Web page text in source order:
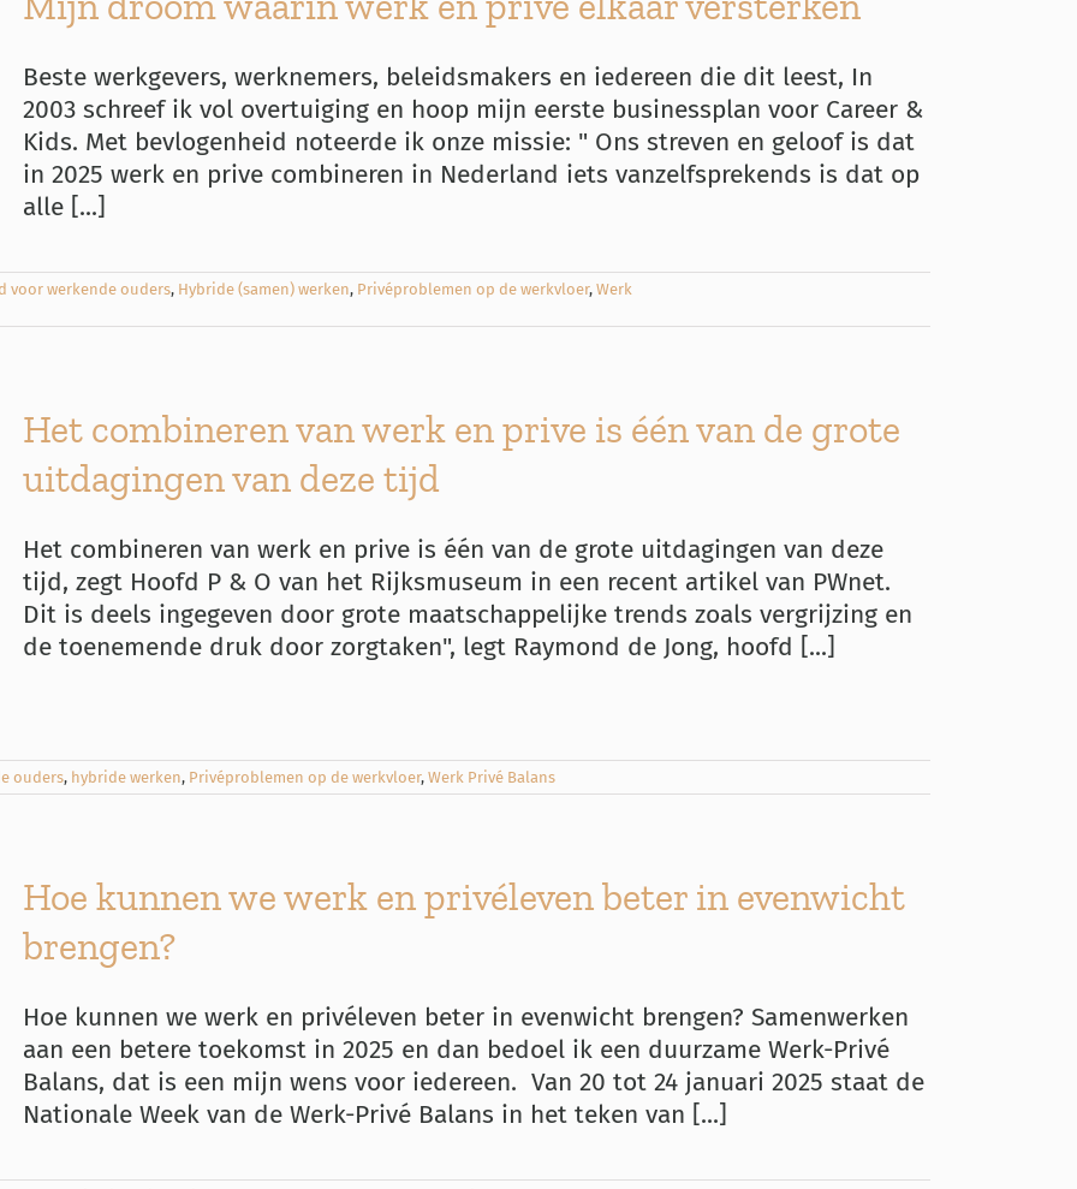
Beste werkgevers, werknemers, beleidsmakers en iedereen die dit leest, In
2003 schreef ik vol overtuiging en hoop mijn eerste businessplan voor Career &
Kids. Met bevlogenheid noteerde ik onze missie: " Ons streven en geloof is dat
in 2025 werk en prive combineren in Nederland iets vanzelfsprekends is dat op
alle [...]
voor werkende ouders, Hybride (samen) werken, Privéproblemen op de werkvloer, Werk
Het combineren van werk en prive is één van de grote
uitdagingen van deze tijd
Het combineren van werk en prive is één van de grote uitdagingen van deze
tijd, zegt Hoofd P & O van het Rijksmuseum in een recent artikel van PWnet.
Dit is deels ingegeven door grote maatschappelijke trends zoals vergrijzing en
de toenemende druk door zorgtaken", legt Raymond de Jong, hoofd [...]
ouders, hybride werken, Privéproblemen op de werkvloer, Werk Privé Balans
Hoe kunnen we werk en privéleven beter in evenwicht
brengen?
Hoe kunnen we werk en privéleven beter in evenwicht brengen? Samenwerken
aan een betere toekomst in 2025 en dan bedoel ik een duurzame Werk-Privé
Balans, dat is een mijn wens voor iedereen. Van 20 tot 24 januari 2025 staat de
Nationale Week van de Werk-Privé Balans in het teken van [...]